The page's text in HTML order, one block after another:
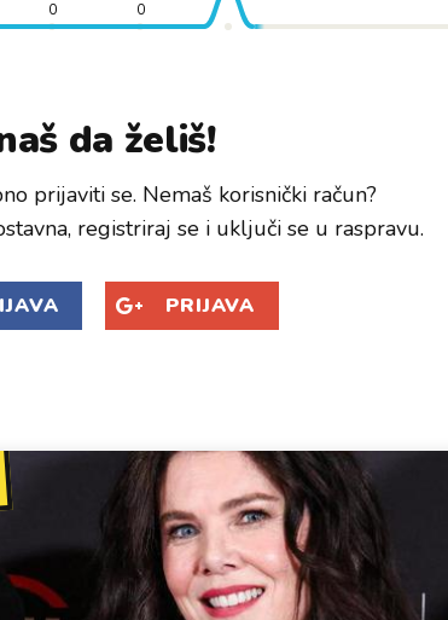
0 0
da želiš!
prijaviti se. Nemaš korisnički račun?
registriraj se i uključi se u raspravu.
PRIJAVA